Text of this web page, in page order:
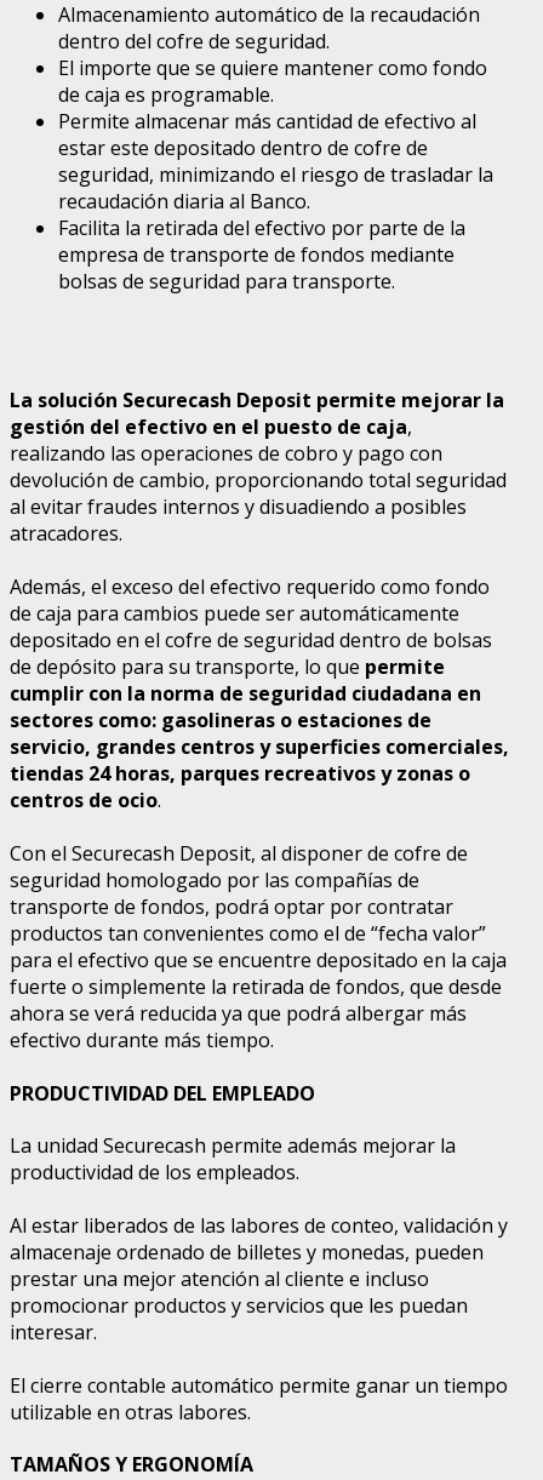
Almacenamiento automático de la recaudación
dentro del cofre de seguridad.
El importe que se quiere mantener como fondo
de caja es programable.
Permite almacenar más cantidad de efectivo al
estar este depositado dentro de cofre de
seguridad, minimizando el riesgo de trasladar la
recaudación diaria al Banco.
Facilita la retirada del efectivo por parte de la
empresa de transporte de fondos mediante
bolsas de seguridad para transporte.
La solución Securecash Deposit permite mejorar la
gestión del efectivo en el puesto de caja,
realizando las operaciones de cobro y pago con
devolución de cambio, proporcionando total seguridad
al evitar fraudes internos y disuadiendo a posibles
atracadores.
Además, el exceso del efectivo requerido como fondo
de caja para cambios puede ser automáticamente
depositado en el cofre de seguridad dentro de bolsas
de depósito para su transporte, lo que permite
cumplir con la norma de seguridad ciudadana en
sectores como: gasolineras o estaciones de
servicio, grandes centros y superficies comerciales,
tiendas 24 horas, parques recreativos y zonas o
centros de ocio.
Con el Securecash Deposit, al disponer de cofre de
seguridad homologado por las compañías de
transporte de fondos, podrá optar por contratar
productos tan convenientes como el de “fecha valor”
para el efectivo que se encuentre depositado en la caja
fuerte o simplemente la retirada de fondos, que desde
ahora se verá reducida ya que podrá albergar más
efectivo durante más tiempo.
PRODUCTIVIDAD DEL EMPLEADO
La unidad Securecash permite además mejorar la
productividad de los empleados.
Al estar liberados de las labores de conteo, validación y
almacenaje ordenado de billetes y monedas, pueden
prestar una mejor atención al cliente e incluso
promocionar productos y servicios que les puedan
interesar.
El cierre contable automático permite ganar un tiempo
utilizable en otras labores.
TAMAÑOS Y ERGONOMÍA